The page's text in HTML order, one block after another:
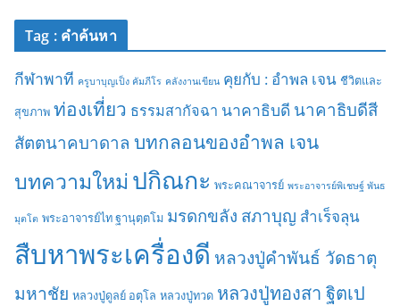
Tag : คำค้นหา
กีฬาพาที ครูบาบุญเป็ง คัมภีโร คลังงานเขียน คุยกับ : อำพล เจน ชีวิตและ
สุขภาพ ท่องเที่ยว ธรรมสากัจฉา นาคาธิบดี นาคาธิบดีสี
สัตตนาคบาดาล บทกลอนของอำพล เจน
บทความใหม่ ปกิณกะ พระคณาจารย์ พระอาจารย์พิเชษฐ์ พันธ
มุตโต พระอาจารย์ไท ฐานุตฺตโม มรดกขลัง สภาบุญ สำเร็จลุน
สืบหาพระเครื่องดี หลวงปู่คำพันธ์ วัดธาตุ
มหาชัย หลวงปู่ดูลย์ อตุโล หลวงปู่ทวด หลวงปู่ทองสา ฐิตเป